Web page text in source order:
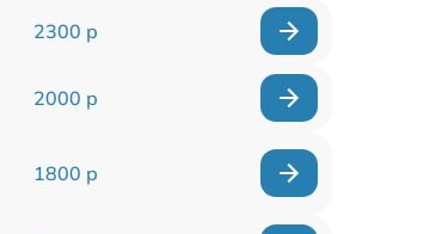
2300 р
2000 р
1800 р